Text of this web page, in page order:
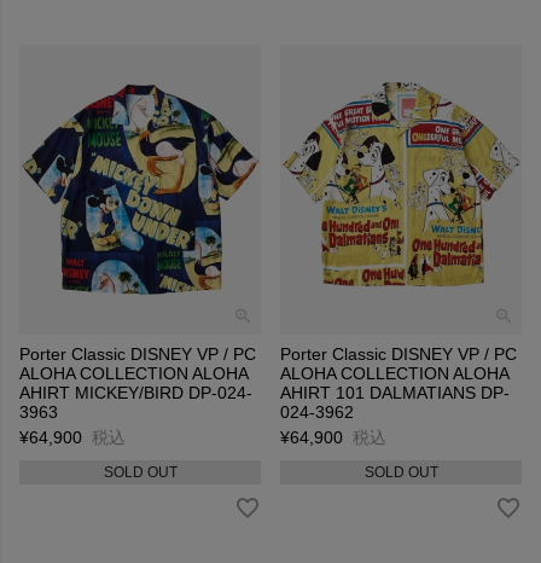
Porter Classic DISNEY VP / PC
ALOHA COLLECTION ALOHA
AHIRT MICKEY/BIRD DP-024-
3963
¥64,900 税込
SOLD OUT
Porter Classic DISNEY VP / PC
ALOHA COLLECTION ALOHA
AHIRT 101 DALMATIANS DP-
024-3962
¥64,900 税込
SOLD OUT